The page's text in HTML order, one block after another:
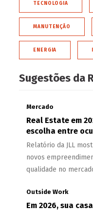
TECNOLOGIA
MANUTENÇÃO
ENERGIA
Sugestões da
Mercado
Real Estate em
escolha entre
Relatório da JLL
novos
qualidade no
Outside Work
Em 2026, sua